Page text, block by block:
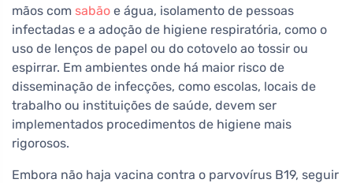
mãos com sabão e água, isolamento de pessoas
infectadas e a adoção de higiene respiratória, como o
uso de lenços de papel ou do cotovelo ao tossir ou
espirrar. Em ambientes onde há maior risco de
disseminação de infecções, como escolas, locais de
trabalho ou instituições de saúde, devem ser
implementados procedimentos de higiene mais
rigorosos.
Embora não haja vacina contra o parvovírus B19, seguir